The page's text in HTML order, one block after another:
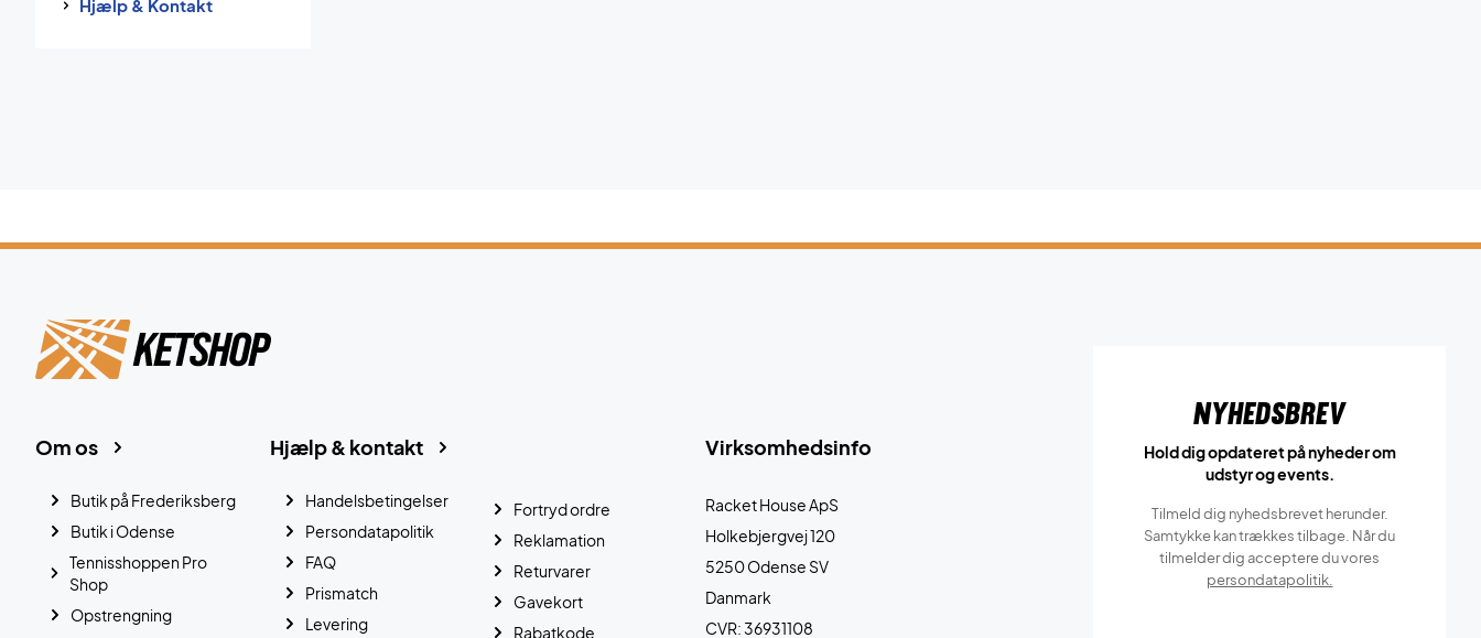
Hjælp & Kontakt
Virksomhedsinfo
Racket House ApS
Holkebjergvej 120
5250 Odense SV
Danmark
CVR: 36931108
Hjælp & kontakt
Handelsbetingelser
Persondatapolitik
FAQ
Prismatch
Levering
Fortryd ordre
Reklamation
Returvarer
Gavekort
Rabatkode
Om os
Butik på Frederiksberg
Butik i Odense
Tennisshoppen Pro
Shop
Opstrengning
Nyhedsbrev
Hold dig opdateret på nyheder om
udstyr og events.
Tilmeld dig nyhedsbrevet herunder.
Samtykke kan trækkes tilbage. Når du
tilmelder dig acceptere du vores
persondatapolitik.